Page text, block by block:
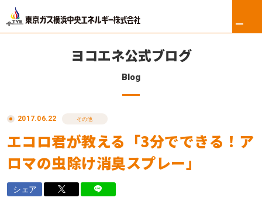
リフォーム
東京ガス修理サービス
ヨコエネ公式ブログ
Blog
2017.06.22 その他
エコロ君が教える「3分でできる！ア
ロマの虫除け消臭スプレー」
シェア